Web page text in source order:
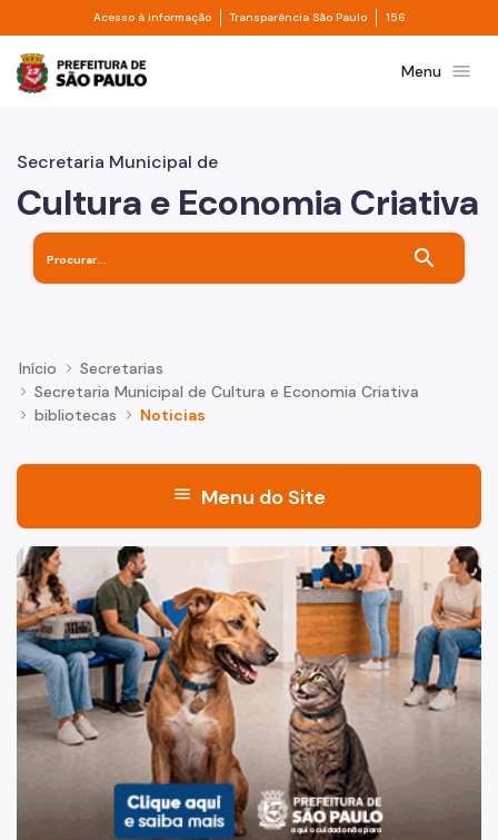
Pular para o Conteúdo principal
Acesso à informação Divisor de acesso à informação
Transparência São Paulo Divisor de
156
Prefeitura de São PauloMenu menu
Secretaria Municipal de
Cultura e Economia Criativa
search
Início
Secretarias
Secretaria Municipal de Cultura e Economia Criativa
bibliotecas
Noticias
menu Menu do Site
Sistema Municipal de Bibliotecas
Quem Somos
Quadro de Serviços - Portal SP156
Histórico
Notícias
Programação Biblioteca Viva
Programação Local
Imagem de um cachorro caramelo e uma gata rajada,